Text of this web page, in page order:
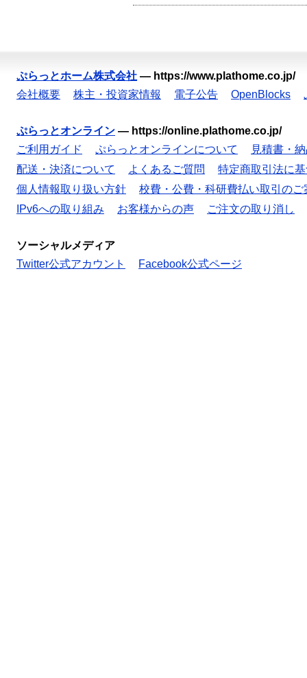
ぷらっとホーム株式会社 — https://www.plathome.co.jp/
会社概要
株主・投資家情報 電子公告 OpenBlocks
ぷらっとオンライン — https://online.plathome.co.jp/
ご利用ガイド
ぷらっとオンラインについて
見積書・
配送・決済について
よくあるご質問
特定商取引法に
個人情報取り扱い方針
校費・公費・科研費払い取引のご
IPv6への取り組み
お客様からの声 ご注文の取り消し
ソーシャルメディア
Twitter公式アカウント
Facebook公式ページ